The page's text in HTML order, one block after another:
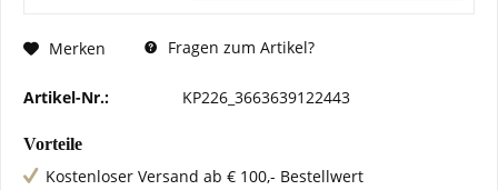
Merken Fragen zum Artikel?
Artikel-Nr.: KP226_3663639122443
Vorteile
Kostenloser Versand ab € 100,- Bestellwert